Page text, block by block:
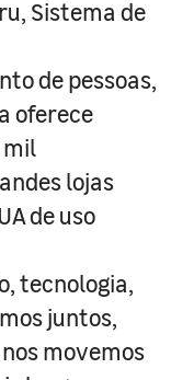
Sistema de
de pessoas,
oferece
mil
lojas
de uso
tecnologia,
juntos,
movemos